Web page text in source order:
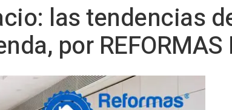
las tendencias
por REFORMAS